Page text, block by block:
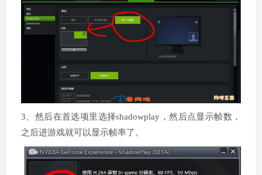
3、然后在首选项里选择shadowplay，然后点显示帧数，
之后进游戏就可以显示帧率了。